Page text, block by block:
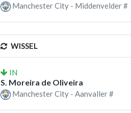
Manchester City - Middenvelder #
WISSEL
IN
S. Moreira de Oliveira
Manchester City - Aanvaller #